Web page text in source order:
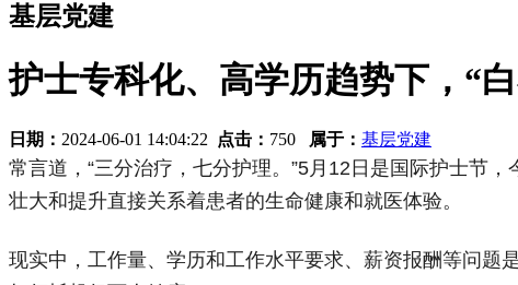
基层党建
护士专科化、高学历趋势下，“
日期： 2024-06-01 14:04:22 点击： 750 属于： 基层党建
常言道，“三分治疗，七分护理。”5月12日是国际护士节
壮大和提升直接关系着患者的生命健康和就医体验。
现实中，工作量、学历和工作水平要求、薪资报酬等问题